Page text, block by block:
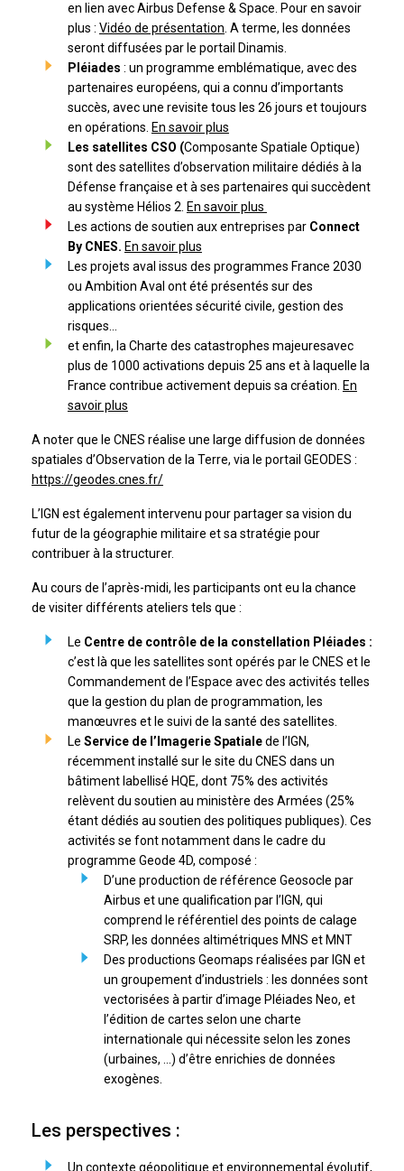
en lien avec Airbus Defense & Space. Pour en savoir
plus : Vidéo de présentation . A terme, les données
seront diffusées par le portail Dinamis.
Pléiades : un programme emblématique, avec des
partenaires européens, qui a connu d’importants
succès, avec une revisite tous les 26 jours et toujours
en opérations. En savoir plus
Les satellites CSO (Composante Spatiale Optique)
sont des satellites d’observation militaire dédiés à la
Défense française et à ses partenaires qui succèdent
au système Hélios 2. En savoir plus
Les actions de soutien aux entreprises par Connect
By CNES. En savoir plus
Les projets aval issus des programmes France 2030
ou Ambition Aval ont été présentés sur des
applications orientées sécurité civile, gestion des
risques…
et enfin, la Charte des catastrophes majeuresavec
plus de 1000 activations depuis 25 ans et à laquelle la
France contribue activement depuis sa création. En
savoir plus
A noter que le CNES réalise une large diffusion de données
spatiales d’Observation de la Terre, via le portail GEODES :
https://geodes.cnes.fr/
L’IGN est également intervenu pour partager sa vision du
futur de la géographie militaire et sa stratégie pour
contribuer à la structurer.
Au cours de l’après-midi, les participants ont eu la chance
de visiter différents ateliers tels que :
Le Centre de contrôle de la constellation Pléiades :
c’est là que les satellites sont opérés par le CNES et le
Commandement de l’Espace avec des activités telles
que la gestion du plan de programmation, les
manœuvres et le suivi de la santé des satellites.
Le Service de l’Imagerie Spatialede l’IGN,
récemment installé sur le site du CNES dans un
bâtiment labellisé HQE, dont 75% des activités
relèvent du soutien au ministère des Armées (25%
étant dédiés au soutien des politiques publiques). Ces
activités se font notamment dans le cadre du
programme Geode 4D, composé :
D’une production de référence Geosocle par
Airbus et une qualification par l’IGN, qui
comprend le référentiel des points de calage
SRP, les données altimétriques MNS et MNT
Des productions Geomaps réalisées par IGN et
un groupement d’industriels : les données sont
vectorisées à partir d’image Pléiades Neo, et
l’édition de cartes selon une charte
internationale qui nécessite selon les zones
(urbaines, …) d’être enrichies de données
exogènes.
Les perspectives :
Un contexte géopolitique et environnemental évolutif,